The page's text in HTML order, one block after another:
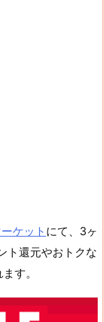
ケット にて、3ヶ
ト還元やおトクな
す。